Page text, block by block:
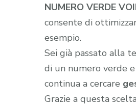
NUMERO VERDE
consente di
esempio.
Sei già passato alla
di un numero verde
continua a cercare
Grazie a questa